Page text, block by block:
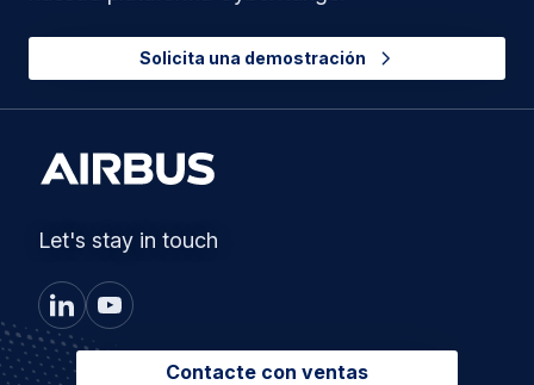
Solicita una demostración
Let's stay in touch
Contacte con ventas